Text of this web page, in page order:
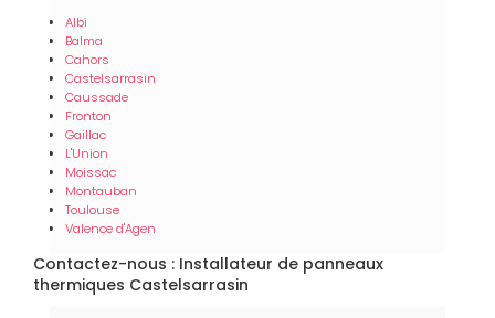
Albi
Balma
Cahors
Castelsarrasin
Caussade
Fronton
Gaillac
L'Union
Moissac
Montauban
Toulouse
Valence d'Agen
Contactez-nous : Installateur de panneaux
thermiques Castelsarrasin